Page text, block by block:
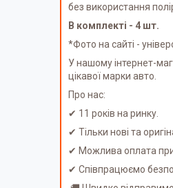
без використання
В комплекті - 4 шт.
*Фото на сайті -
У нашому інтернет-
цікавої марки авто.
Про нас:
✔ 11 років на ринку.
✔ Тільки нові та
✔ Можлива оплата при
✔ Співпрацюємо